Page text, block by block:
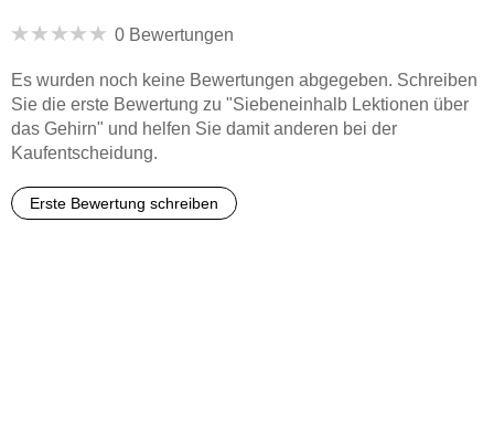
Elisabeth Liebl übersetzt aus dem Französischen,
Englischen und Italienischen. U. a. übertrug sie Malala
Woodward ins Deutsche.
0 Bewertungen
Es wurden noch keine Bewertungen abgegeben. Schreiben
Sie die erste Bewertung zu "Siebeneinhalb Lektionen über
das Gehirn" und helfen Sie damit anderen bei der
Kaufentscheidung.
Erste Bewertung schreiben